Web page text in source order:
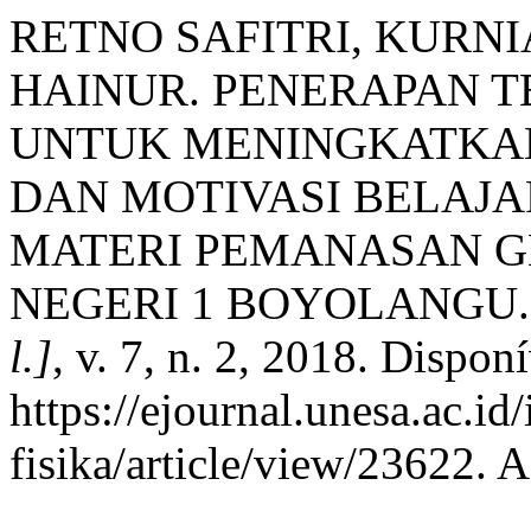
RETNO SAFITRI,
HAINUR. PENERAPAN
UNTUK
DAN MOTIVASI
MATERI PEMANASAN
NEGERI 1
l.], v. 7, n. 2, 2018.
https://
fisika/article/view/23622.